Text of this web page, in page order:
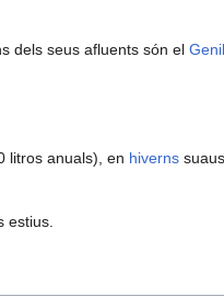
dels seus afluents són el Genil
litros anuals), en hiverns
estius.